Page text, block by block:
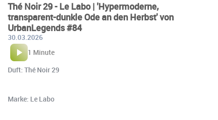
Thé Noir 29 - Le Labo | 'Hypermoderne,
transparent-dunkle Ode an den Herbst' von
UrbanLegends #84
30.03.2026
1 Minute
Duft: Thé Noir 29
Marke: Le Labo